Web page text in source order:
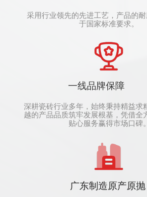
广东制造原产原抛
深耕瓷砖行业多年，始终秉持精益求
越的产品品质筑牢发展根基，凭借全
贴心服务赢得市场口碑。
一线品牌保障
采用行业领先的先进工艺，产品的
于国家标准要求。